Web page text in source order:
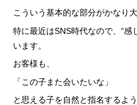
こういう基本的な部分がかなり大
特に最近はSNS時代なので、“感
います。
お客様も、
「この子また会いたいな」
と思える子を自然と指名するよ